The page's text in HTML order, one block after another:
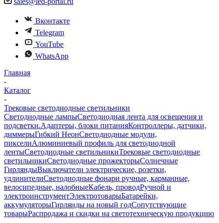
Вконтакте
Telegram
YouTube
WhatsApp
Главная
-
Каталог
-
Трековые светодиодные светильники
Светодиодные лампыСветодиодная лента для освещения и
подсветки.Адаптеры, блоки питанияКонтроллеры, датчики,
диммерыГибкий НеонСветодиодные модули,
пикселиАлюминиевый профиль для светодиодной
лентыСветодиодные светильникиТрековые светодиодные
светильникиСветодиодные прожекторыСолнечные
ГирляндыВыключатели электрические, розетки,
удлинителиСветодиодные фонари ручные, карманные,
велосипедные, налобныеКабель, проводРучной и
электроинструментЭлектротоварыБатарейки,
аккумуляторыГирлянды на новый годСопутствующие
товарыРаспродажа и скидки на светотехническую продукцию